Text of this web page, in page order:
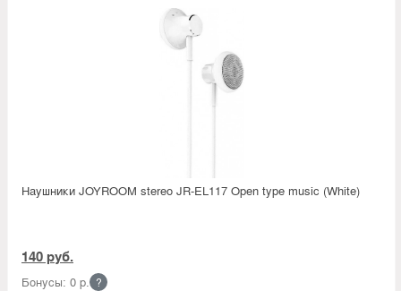
Наушники JOYROOM stereo JR-EL117 Open type music (White)
140 руб.
Бонусы: 0 р. ?